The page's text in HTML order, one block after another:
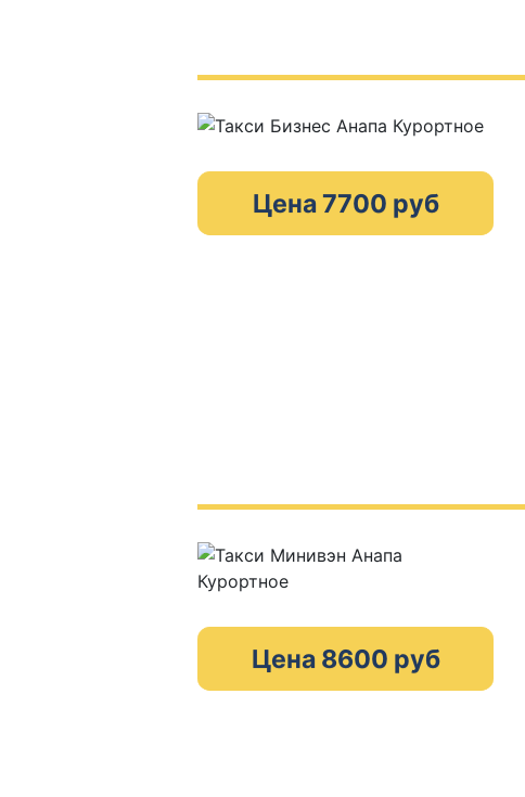
Цена 7700 руб
Цена 8600 руб